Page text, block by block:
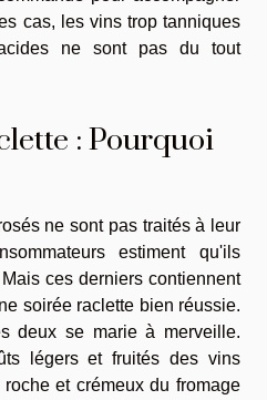
cas, les vins trop tanniques
ne sont pas du tout
: Pourquoi
ne sont pas traités à leur
estiment qu'ils
ces derniers contiennent
soirée raclette bien réussie.
deux se marie à merveille.
légers et fruités des vins
et crémeux du fromage